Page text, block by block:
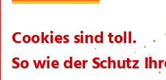
Aktionsartikel finden Sie auf
Textilien und Schuhe
erhältlich.